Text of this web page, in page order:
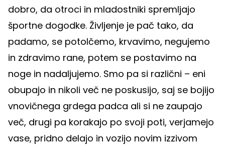
dobro, da otroci in mladostniki spremljajo
športne dogodke. Življenje je pač tako, da
padamo, se potolčemo, krvavimo, negujemo
in zdravimo rane, potem se postavimo na
noge in nadaljujemo. Smo pa si različni – eni
obupajo in nikoli več ne poskusijo, saj se bojijo
vnovičnega grdega padca ali si ne zaupajo
več, drugi pa korakajo po svoji poti, verjamejo
vase, pridno delajo in vozijo novim izzivom